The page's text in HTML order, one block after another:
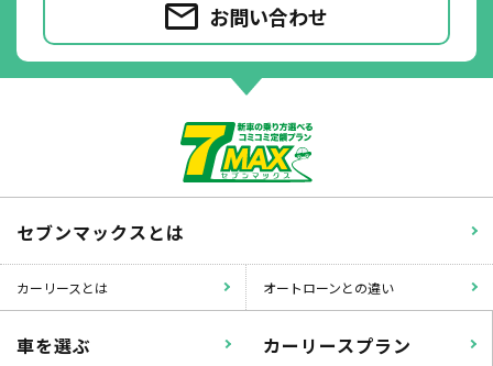
お問い合わせ
セブンマックスとは
カーリースとは オートローンとの違い
車を選ぶ カーリースプラン